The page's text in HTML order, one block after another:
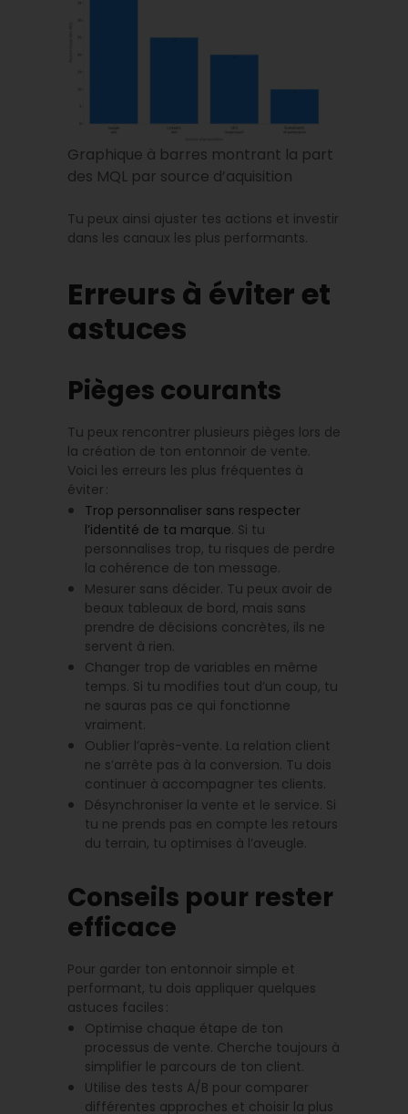
Graphique à barres montrant la part
des MQL par source d’aquisition
Tu peux ainsi ajuster tes actions et investir
dans les canaux les plus performants.
Erreurs à éviter et
astuces
Pièges courants
Tu peux rencontrer plusieurs pièges lors de
la création de ton entonnoir de vente.
Voici les erreurs les plus fréquentes à
éviter :
Trop personnaliser sans respecter
l’identité de ta marque. Si tu
personnalises trop, tu risques de perdre
la cohérence de ton message.
Mesurer sans décider. Tu peux avoir de
beaux tableaux de bord, mais sans
prendre de décisions concrètes, ils ne
servent à rien.
Changer trop de variables en même
temps. Si tu modifies tout d’un coup, tu
ne sauras pas ce qui fonctionne
vraiment.
Oublier l’après-vente. La relation client
ne s’arrête pas à la conversion. Tu dois
continuer à accompagner tes clients.
Désynchroniser la vente et le service. Si
tu ne prends pas en compte les retours
du terrain, tu optimises à l’aveugle.
Conseils pour rester
efficace
Pour garder ton entonnoir simple et
performant, tu dois appliquer quelques
astuces faciles :
Optimise chaque étape de ton
processus de vente. Cherche toujours à
simplifier le parcours de ton client.
Utilise des tests A/B pour comparer
différentes approches et choisir la plus